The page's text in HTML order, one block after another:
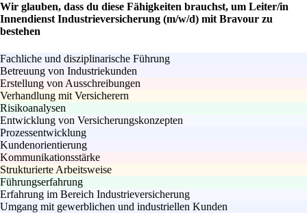
Wir glauben, dass du diese Fähigkeiten brauchst, um Leiter/in
Innendienst Industrieversicherung (m/w/d) mit Bravour zu
bestehen
Fachliche und disziplinarische Führung
Betreuung von Industriekunden
Erstellung von Ausschreibungen
Verhandlung mit Versicherern
Risikoanalysen
Entwicklung von Versicherungskonzepten
Prozessentwicklung
Kundenorientierung
Kommunikationsstärke
Strukturierte Arbeitsweise
Führungserfahrung
Erfahrung im Bereich Industrieversicherung
Umgang mit gewerblichen und industriellen Kunden